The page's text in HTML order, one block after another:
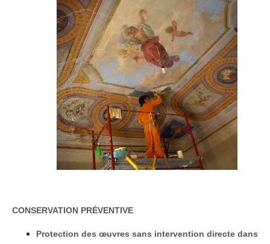
CONSERVATION PRÉVENTIVE
Protection des œuvres sans intervention directe dans